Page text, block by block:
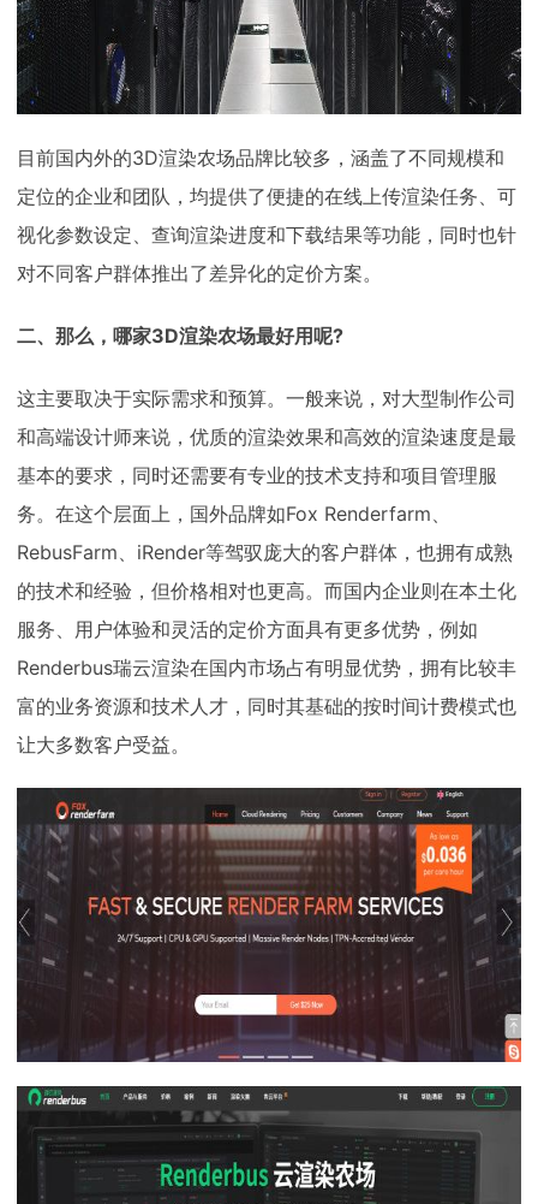
目前国内外的3D渲染农场品牌比较多，涵盖了不同规模和
定位的企业和团队，均提供了便捷的在线上传渲染任务、可
视化参数设定、查询渲染进度和下载结果等功能，同时也针
对不同客户群体推出了差异化的定价方案。
二、那么，哪家3D渲染农场最好用呢?
这主要取决于实际需求和预算。一般来说，对大型制作公司
和高端设计师来说，优质的渲染效果和高效的渲染速度是最
基本的要求，同时还需要有专业的技术支持和项目管理服
务。在这个层面上，国外品牌如Fox Renderfarm、
RebusFarm、iRender等驾驭庞大的客户群体，也拥有成熟
的技术和经验，但价格相对也更高。而国内企业则在本土化
服务、用户体验和灵活的定价方面具有更多优势，例如
Renderbus瑞云渲染在国内市场占有明显优势，拥有比较丰
富的业务资源和技术人才，同时其基础的按时间计费模式也
让大多数客户受益。